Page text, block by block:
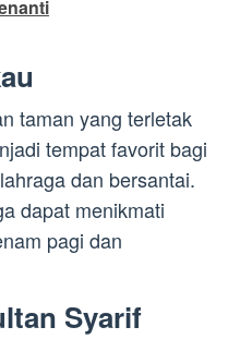
taman yang terletak
tempat favorit bagi
dan bersantai.
dapat menikmati
pagi dan
Syarif